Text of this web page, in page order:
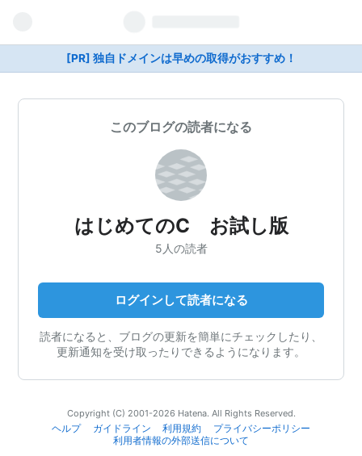
[PR] 独自ドメインは早めの取得がおすすめ！
このブログの読者になる
はじめてのC お試し版
5人の読者
ログインして読者になる
読者になると、ブログの更新を簡単にチェックしたり、
更新通知を受け取ったりできるようになります。
Copyright (C) 2001-2026 Hatena. All Rights Reserved.
ヘルプ
ガイドライン 利用規約
プライバシーポリシー
利用者情報の外部送信について